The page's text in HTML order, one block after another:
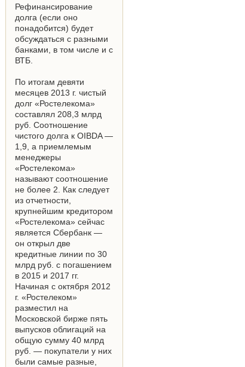
Рефинансирование
долга (если оно
понадобится) будет
обсуждаться с разными
банками, в том числе и с
ВТБ.
По итогам девяти
месяцев 2013 г. чистый
долг «Ростелекома»
составлял 208,3 млрд
руб. Соотношение
чистого долга к OIBDA —
1,9, а приемлемым
менеджеры
«Ростелекома»
называют соотношение
не более 2. Как следует
из отчетности,
крупнейшим кредитором
«Ростелекома» сейчас
является Сбербанк —
он открыл две
кредитные линии по 30
млрд руб. с погашением
в 2015 и 2017 гг.
Начиная с октября 2012
г. «Ростелеком»
разместил на
Московской бирже пять
выпусков облигаций на
общую сумму 40 млрд
руб. — покупатели у них
были самые разные,